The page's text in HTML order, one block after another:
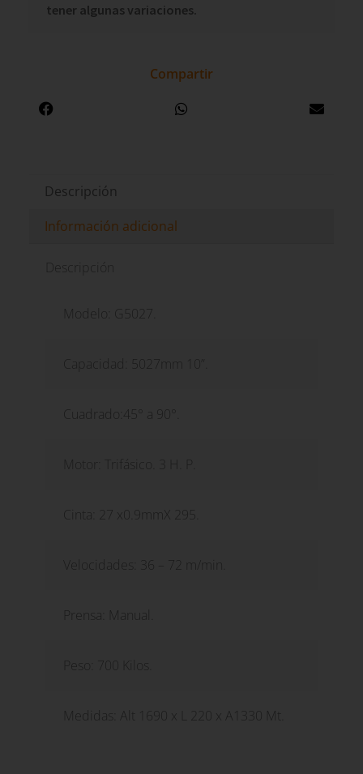
tener algunas variaciones.
Compartir
Descripción
Información adicional
Descripción
Modelo: G5027.
Capacidad: 5027mm 10”.
Cuadrado:45° a 90°.
Motor: Trifásico. 3 H. P.
Cinta: 27 x0.9mmX 295.
Velocidades: 36 – 72 m/min.
Prensa: Manual.
Peso: 700 Kilos.
Medidas: Alt 1690 x L 220 x A1330 Mt.